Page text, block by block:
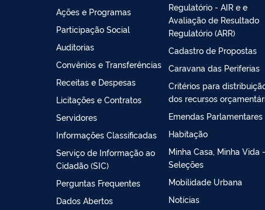
Ações e Programas
Participação Social
Auditorias
Convênios e Transferências
Receitas e Despesas
Licitações e Contratos
Servidores
Informações Classificadas
Serviço de Informação ao
Cidadão (SIC)
Perguntas Frequentes
Dados Abertos
Regulatório - AIR e e
Avaliação de Resultado
Regulatório (ARR)
Cadastro de Propostas
Caravana das Periferias
Critérios para
dos recursos
Emendas Parlamentares
Habitação
Minha Casa, Minha Vida -
Seleções
Mobilidade Urbana
Notícias